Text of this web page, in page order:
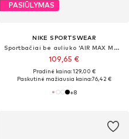
PASIŪLYMAS
NIKE SPORTSWEAR
Sportbačiai be auliuko 'AIR MAX MOTO 2K'
109,65 €
Pradinė kaina: 129,00 €
Paskutinė mažiausia kaina:76,42 €
+8